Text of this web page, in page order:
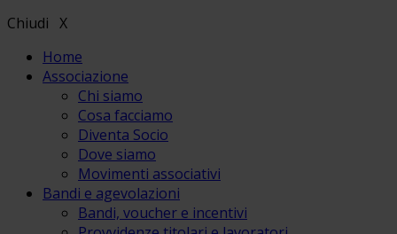
Chiudi X
Home
Associazione
Chi siamo
Cosa facciamo
Diventa Socio
Dove siamo
Movimenti associativi
Bandi e agevolazioni
Bandi, voucher e incentivi